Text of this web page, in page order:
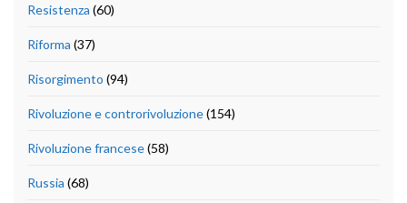
Resistenza (60)
Riforma (37)
Risorgimento (94)
Rivoluzione e controrivoluzione(154)
Rivoluzione francese(58)
Russia (68)